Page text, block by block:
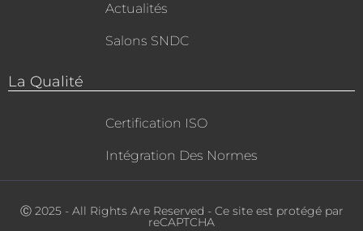
Actualités
Salons SNDC
La Qualité
Certification ISO
Intégration Des Normes
Ⓒ 2025 - All Rights Are Reserved - Ce site est protégé par
reCAPTCHA